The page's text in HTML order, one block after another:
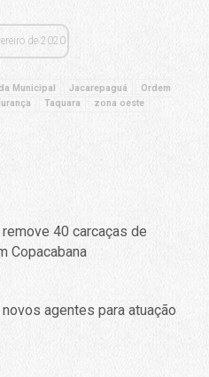
de 2020
Municipal Jacarepaguá
Ordem
Taquara zona oeste
40 carcaças de
Copacabana
agentes para atuação